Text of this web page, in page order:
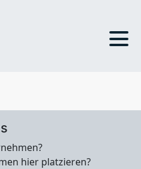
hier platzieren?